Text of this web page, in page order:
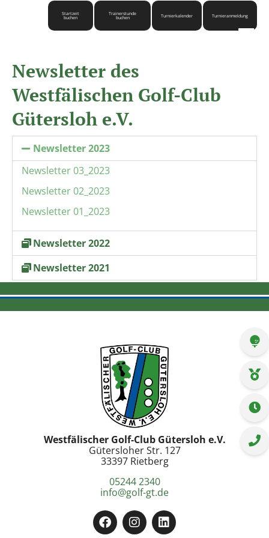
Startzeit
buchen
Trainerstunde
buchen Turnierkalender Turnieranmeldung
Newsletter des
Westfälischen Golf-Club
Gütersloh e.V.
Newsletter 2023
Newsletter 03_2023
Newsletter 02_2023
Newsletter 01_2023
Newsletter 2022
Newsletter 2021
Westfälischer Golf-Club Gütersloh e.V.
Gütersloher Str. 127
33397 Rietberg
05244 2340
info@golf-gt.de